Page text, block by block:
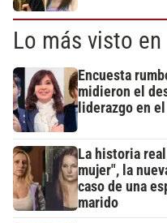
Lo más visto en
Encuesta
midieron el
liderazgo en
La historia
mujer", la
caso de una
marido